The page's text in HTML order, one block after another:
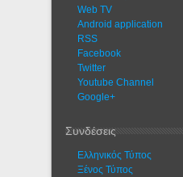
Web TV
Android application
RSS
Facebook
Twitter
Youtube Channel
Google+
Συνδέσεις
Ελληνικός Τύπος
Ξένος Τύπος